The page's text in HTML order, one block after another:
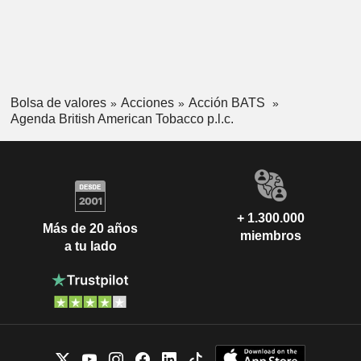
Bolsa de valores Acciones
Acción BATS
Agenda British American Tobacco p.l.c.
Más de 20 años
a tu lado
+ 1.300.000
miembros